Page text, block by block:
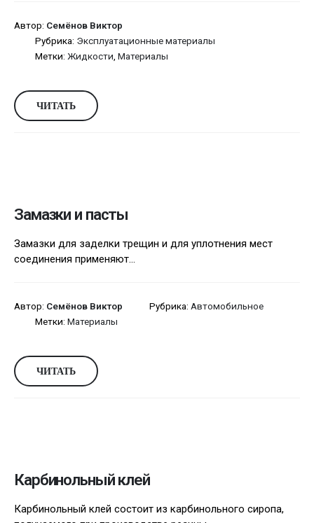
Автор: Семёнов Виктор
Рубрика: Эксплуатационные материалы
Метки: Жидкости Материалы
ЧИТАТЬ
Замазки и пасты
Замазки для заделки трещин и для уплотнения мест
соединения применяют...
Автор: Семёнов Виктор Рубрика: Автомобильное
Метки: Материалы
ЧИТАТЬ
Карбинольный клей
Карбинольный клей состоит из карбинольного сиропа,